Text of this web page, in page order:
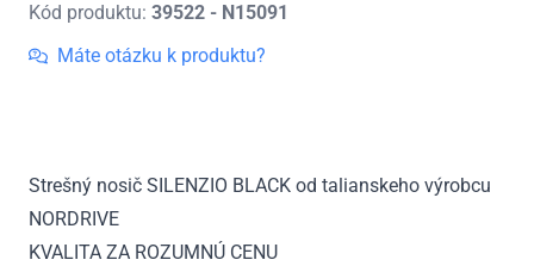
Strešný
nosič
-
2014
Kód produktu: 39522 - N15091
Máte otázku k produktu?
Strešný nosič SILENZIO BLACK od talianskeho výrobcu
NORDRIVE
KVALITA ZA ROZUMNÚ CENU